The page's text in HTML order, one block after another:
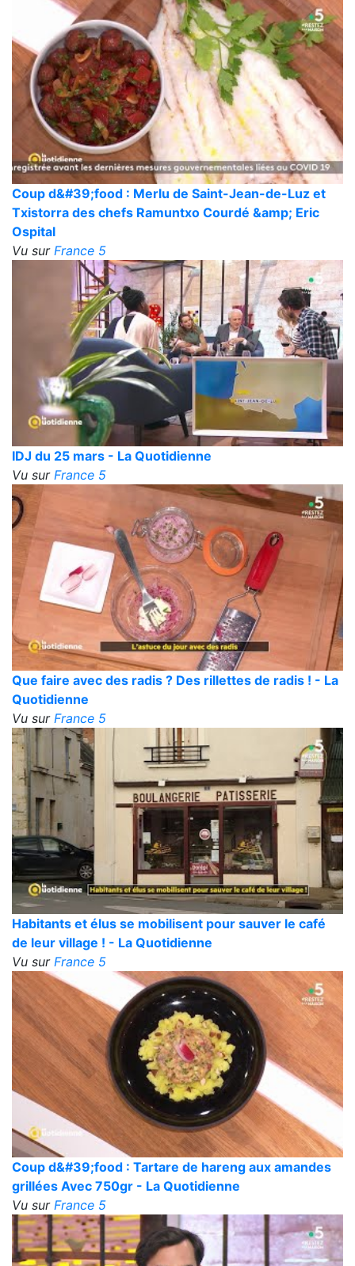
Coup d&#39;food : Merlu de Saint-Jean-de-Luz et
Txistorra des chefs Ramuntxo Courdé &amp; Eric
Ospital
Vu sur France 5
IDJ du 25 mars - La Quotidienne
Vu sur France 5
Que faire avec des radis ? Des rillettes de radis ! - La
Quotidienne
Vu sur France 5
Habitants et élus se mobilisent pour sauver le café
de leur village ! - La Quotidienne
Vu sur France 5
Coup d&#39;food : Tartare de hareng aux amandes
grillées Avec 750gr - La Quotidienne
Vu sur France 5